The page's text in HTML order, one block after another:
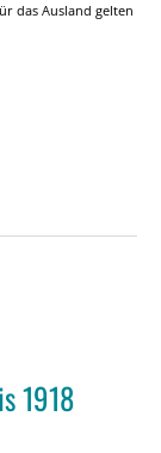
das Ausland gelten
1918